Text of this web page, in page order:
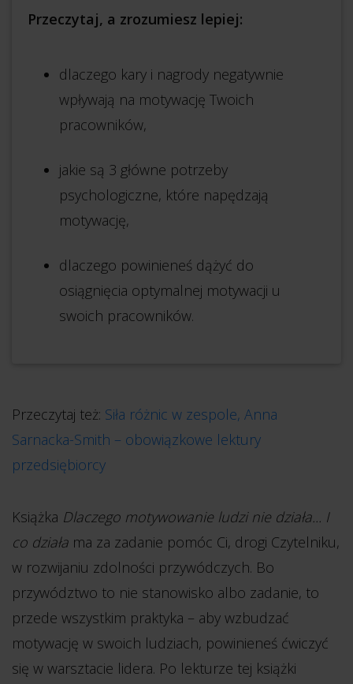
Przeczytaj, a zrozumiesz lepiej:
dlaczego kary i nagrody negatywnie
wpływają na motywację Twoich
pracowników,
jakie są 3 główne potrzeby
psychologiczne, które napędzają
motywację,
dlaczego powinieneś dążyć do
osiągnięcia optymalnej motywacji u
swoich pracowników.
Przeczytaj też: Siła różnic w zespole, Anna
Sarnacka-Smith – obowiązkowe lektury
przedsiębiorcy
Książka Dlaczego motywowanie ludzi nie działa... I
co działa ma za zadanie pomóc Ci, drogi Czytelniku,
w rozwijaniu zdolności przywódczych. Bo
przywództwo to nie stanowisko albo zadanie, to
przede wszystkim praktyka – aby wzbudzać
motywację w swoich ludziach, powinieneś ćwiczyć
się w warsztacie lidera. Po lekturze tej książki